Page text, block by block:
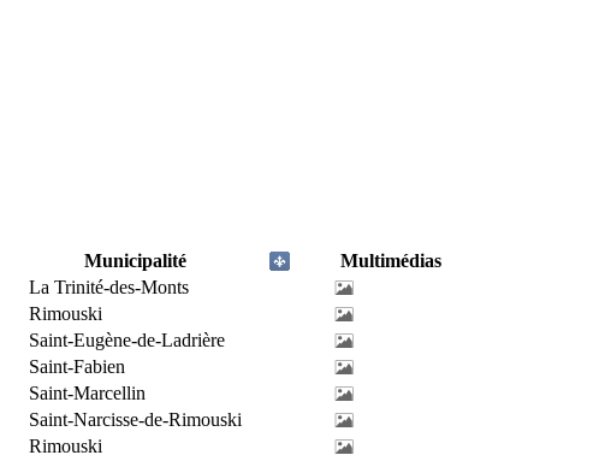
Municipalité
Multimédias
La Trinité-des-Monts
Rimouski
Saint-Eugène-de-Ladrière
Saint-Fabien
Saint-Marcellin
Saint-Narcisse-de-Rimouski
Rimouski